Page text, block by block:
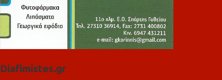
Diafimistes.gr